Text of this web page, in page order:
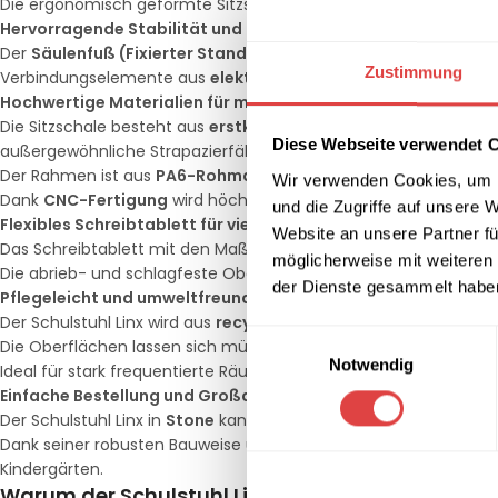
Zustimmung
Diese Webseite verwendet
Wir verwenden Cookies,
und die Zugriffe auf unsere
Website an unsere Partner
möglicherweise mit
der Dienste gesammelt
Einwilligungsauswahl
Notwendig
Die ergonomisch geformte Sitzschale mit integrierten
Hervorragende Stabilität und Belastbarkeit
Der Säulenfuß (Fixierter Standfuß)
Verbindungselemente aus elektrostatisch lackiertem
Hochwertige Materialien für maximale Langlebigkeit
Die Sitzschale besteht aus erstklassigem PPC- und PPH-
außergewöhnliche Strapazierfähigkeit sorgt.
Der Rahmen ist aus PA6-Rohmaterial mit 25 %
Dank CNC-Fertigung wird höchste Präzision und
Flexibles Schreibtablett für vielseitige Nutzung
Das Schreibtablett mit den Maßen
60 x 35 cm
ist großzügig
Die abrieb- und schlagfeste Oberfläche aus PC- und ASA-
Pflegeleicht und umweltfreundlich
Der Schulstuhl Linx wird aus recycelbaren, umweltfreundlichen
Die Oberflächen lassen sich mühelos mit einem feuchten Tuch
Ideal für stark frequentierte Räume wie Klassenzimmer,
Einfache Bestellung und Großaufträge
Der Schulstuhl Linx in Stone kann problemlosauf Rechnung
Dank seiner robusten Bauweise und vielseitigen Funktionen ist
Kindergärten.